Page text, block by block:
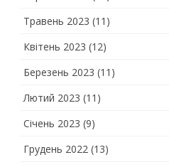
Травень 2023 (11)
Квітень 2023 (12)
Березень 2023 (11)
Лютий 2023 (11)
Січень 2023 (9)
Грудень 2022 (13)